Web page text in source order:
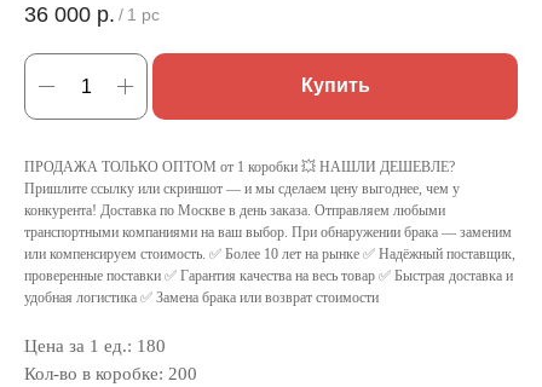
36 000 р. / 1 pc
Купить
ПРОДАЖА ТОЛЬКО ОПТОМ от 1 коробки 💥 НАШЛИ ДЕШЕВЛЕ?
Пришлите ссылку или скриншот — и мы сделаем цену выгоднее, чем у
конкурента! Доставка по Москве в день заказа. Отправляем любыми
транспортными компаниями на ваш выбор. При обнаружении брака — заменим
или компенсируем стоимость. ✅ Более 10 лет на рынке ✅ Надёжный поставщик,
проверенные поставки ✅ Гарантия качества на весь товар ✅ Быстрая доставка и
удобная логистика ✅ Замена брака или возврат стоимости
Цена за 1 ед.: 180
Кол-во в коробке: 200